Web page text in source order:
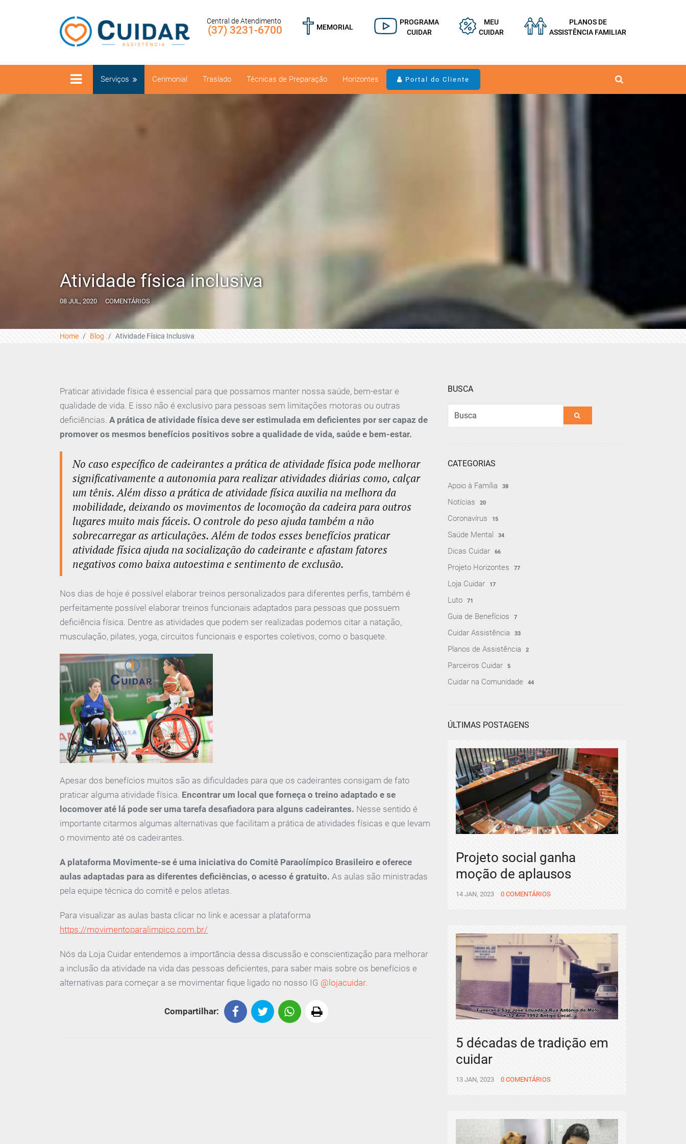
Central de Atendimento
(37) 3231-6700 MEMORIAL
PROGRAMA
CUIDAR
MEU
CUIDAR
PLANOS DE
ASSISTÊNCIA FAMILIAR
Serviços Cerimonial Traslado Técnicas de Preparação Horizontes Portal do Cliente
Atividade física inclusiva
08 JUL, 2020 COMENTÁRIOS
Home Blog Atividade Física Inclusiva
Praticar atividade física é essencial para que possamos manter nossa saúde, bem-estar e
qualidade de vida. E isso não é exclusivo para pessoas sem limitações motoras ou outras
deficiências. A prática de atividade física deve ser estimulada em deficientes por ser capaz de
promover os mesmos benefícios positivos sobre a qualidade de vida, saúde e bem-estar.
No caso específico de cadeirantes a prática de atividade física pode melhorar
significativamente a autonomia para realizar atividades diárias como, calçar
um tênis. Além disso a prática de atividade física auxilia na melhora da
mobilidade, deixando os movimentos de locomoção da cadeira para outros
lugares muito mais fáceis. O controle do peso ajuda também a não
sobrecarregar as articulações. Além de todos esses benefícios praticar
atividade física ajuda na socialização do cadeirante e afastam fatores
negativos como baixa autoestima e sentimento de exclusão.
Nos dias de hoje é possível elaborar treinos personalizados para diferentes perfis, também é
perfeitamente possível elaborar treinos funcionais adaptados para pessoas que possuem
deficiência física. Dentre as atividades que podem ser realizadas podemos citar a natação,
musculação, pilates, yoga, circuitos funcionais e esportes coletivos, como o basquete.
Apesar dos benefícios muitos são as dificuldades para que os cadeirantes consigam de fato
praticar alguma atividade física. Encontrar um local que forneça o treino adaptado e se
locomover até lá pode ser uma tarefa desafiadora para alguns cadeirantes. Nesse sentido é
importante citarmos algumas alternativas que facilitam a prática de atividades físicas e que levam
o movimento até os cadeirantes.
A plataforma Movimente-se é uma iniciativa do Comitê Paraolímpico Brasileiro e oferece
aulas adaptadas para as diferentes deficiências, o acesso é gratuito. As aulas são ministradas
pela equipe técnica do comitê e pelos atletas.
Para visualizar as aulas basta clicar no link e acessar a plataforma
https://movimentoparalimpico.com.br/
Nós da Loja Cuidar entendemos a importância dessa discussão e conscientização para melhorar
a inclusão da atividade na vida das pessoas deficientes, para saber mais sobre os benefícios e
alternativas para começar a se movimentar fique ligado no nosso IG @lojacuidar.
Compartilhar:
BUSCA
Busca
CATEGORIAS
Apoio à Família 38
Notícias 20
Coronavírus 15
Saúde Mental 34
Dicas Cuidar 66
Projeto Horizontes 77
Loja Cuidar 17
Luto 71
Guia de Benefícios 7
Cuidar Assistência 33
Planos de Assistência 2
Parceiros Cuidar 5
Cuidar na Comunidade 44
ÚLTIMAS POSTAGENS
Projeto social ganha
moção de aplausos
14 JAN, 2023 0 COMENTÁRIOS
5 décadas de tradição em
cuidar
13 JAN, 2023 0 COMENTÁRIOS